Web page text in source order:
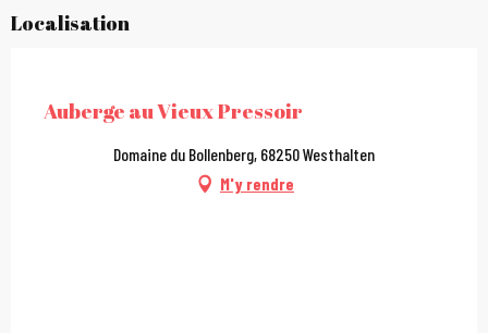
Localisation
Auberge au Vieux Pressoir
Domaine du Bollenberg, 68250 Westhalten
M'y rendre